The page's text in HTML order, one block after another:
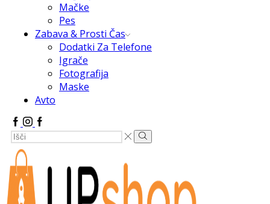
Mačke
Pes
Zabava & Prosti Čas
Dodatki Za Telefone
Igrače
Fotografija
Maske
Avto
Facebook
Instagram
Google
Plus
Search
Input
Search